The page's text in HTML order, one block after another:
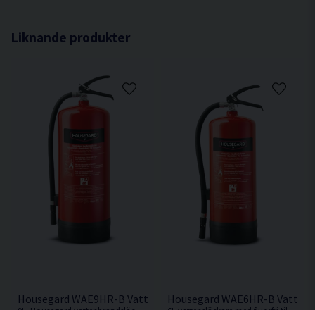
Släckmedel Vatten
Nettovikt 13,2 kg
Liknande produkter
Housegard WAE9HR-B Vattensläckare 9LHousegard WAE6HR-B